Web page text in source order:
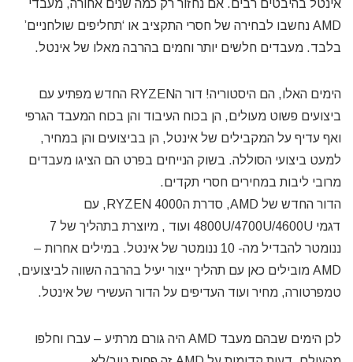
אינטל בהיבטים רבים. אם נחזור רק כמה שנים אחורה, מעבדי
AMD נחשבו לבחירה של חסרי התקציב או ‘תחליפים שולחניים’
בלבד. מעבדים חלשים יותר וחמים בהרבה מאלו של אינטל.
הימים האלו, הם היסטוריה! דור הRYZEN החדש מפתיע עם
ביצועים פשוט מעולים, הן בכוח העיבוד והן בכוח המעבד הגרפי
ואף עדיף על המקבילים של אינטל, הן בביצועים והן במחיר,
למעט ביצועי הסוללה. בשוק הנייחים בפרט הם הציגו מעבדים
מרובי ליבות במחירים חסרי תקדים.
הדור החדש של AMD, סדרת הRYZEN 4000, עם
דגמי 4800U/4700U/4600U ועוד , מיוצרת בתהליך של 7
ננומטר להבדיל מה- 10 ננומטר של אינטל. במילים אחרות –
AMD מובילים כאן עם תהליך ייצור יעיל בהרבה השווה לביצועים,
טמפרטורה, מחיר ועוד העדיפים על הדור העשירי של אינטל.
לכן הימים שבהם מעבד AMD היה גורם מרתיע – עברו וחלפו